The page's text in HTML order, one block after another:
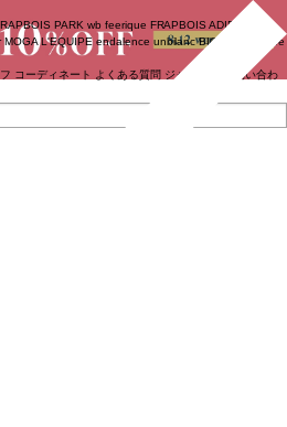
PARK wb feerique FRAPBOIS ADIEU
MOGA L'EQUIPE endalence unbilanc BIGI online store
コーディネート よくある質問 ジャーナル
お問い合わ